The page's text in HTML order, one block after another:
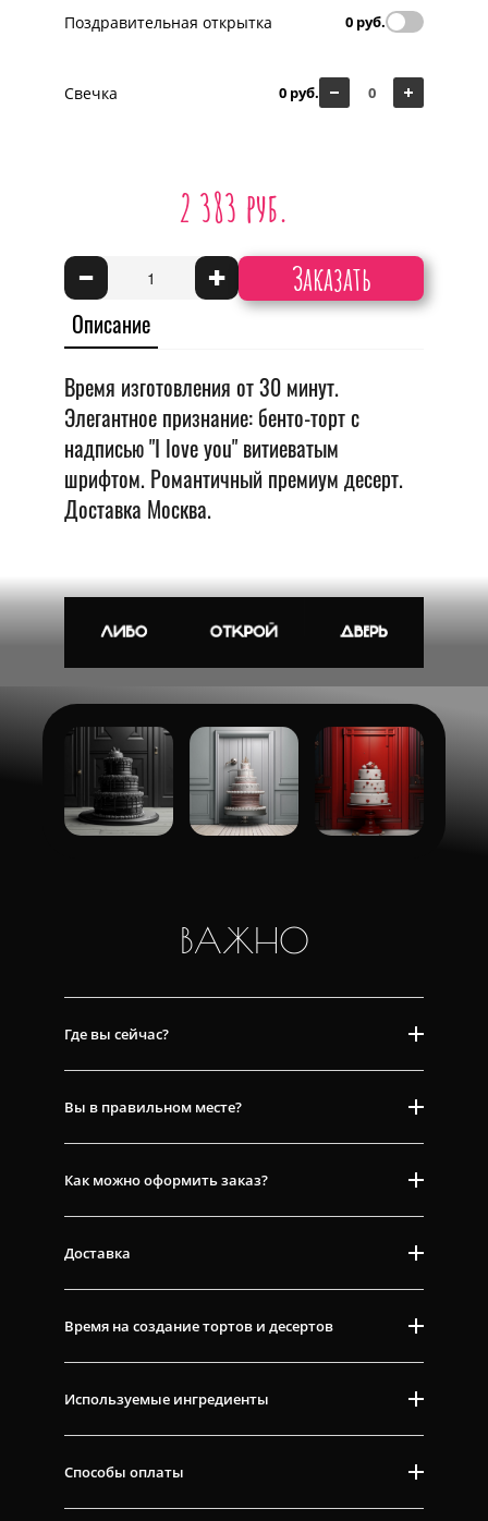
2 383 руб.
Заказать
- +
Поздравительная открытка 0 руб.
Свечка 0 руб.
Описание
Время изготовления от 30 минут.
Элегантное признание: бенто-торт с
надписью "I love you" витиеватым
шрифтом. Романтичный премиум десерт.
Доставка Москва.
ВАЖНО
Где вы сейчас?
Вы в правильном месте?
Как можно оформить заказ?
Доставка
Время на создание тортов и десертов
Используемые ингредиенты
Способы оплаты